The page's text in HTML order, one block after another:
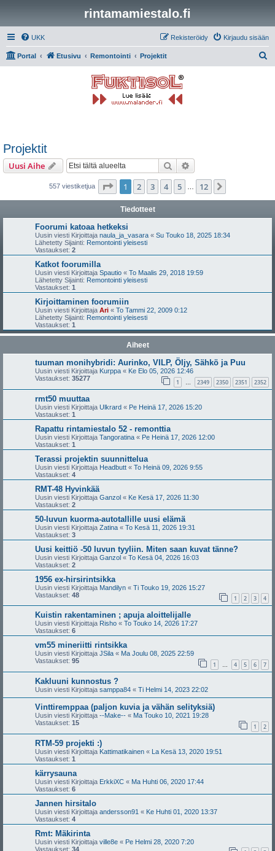
rintamamiestalo.fi
UKK Kirjaudu sisään
Rekisteröidy
Portal Etusivu Remontointi Projektit
Projektit
Uusi Aihe Etsi
557 viestiketjua Sivu /12
1 2 3 4 5 12
Tiedotteet
Foorumi katoaa hetkeksi
Uusin viesti Kirjoittaja naula_ja_vasara « Su Touko 18, 2025 18:34
Lähetetty Sijainti: Remontointi yleisesti
Vastaukset: 2
Katkot foorumilla
Uusin viesti Kirjoittaja Spautio « To Maalis 29, 2018 19:59
Lähetetty Sijainti: Remontointi yleisesti
Vastaukset: 1
Kirjoittaminen foorumiin
Uusin viesti Kirjoittaja Ari « To Tammi 22, 2009 0:12
Lähetetty Sijainti: Remontointi yleisesti
Vastaukset: 1
Aiheet
tuuman monihybridi: Aurinko, VILP, Öljy, Sähkö ja Puu
Uusin viesti Kirjoittaja Kurppa « Ke Elo 05, 2026 12:46
Vastaukset: 35277 1 … 2349 2350 2351 2352
rmt50 muuttaa
Uusin viesti Kirjoittaja Ulkrard « Pe Heinä 17, 2026 15:20
Vastaukset: 1
Rapattu rintamiestalo 52 - remonttia
Uusin viesti Kirjoittaja Tangoratina « Pe Heinä 17, 2026 12:00
Vastaukset: 1
Terassi projektin suunnittelua
Uusin viesti Kirjoittaja Headbutt « To Heinä 09, 2026 9:55
Vastaukset: 4
RMT-48 Hyvinkää
Uusin viesti Kirjoittaja Ganzol « Ke Kesä 17, 2026 11:30
Vastaukset: 2
50-luvun kuorma-autotallille uusi elämä
Uusin viesti Kirjoittaja Zatina « To Kesä 11, 2026 19:31
Vastaukset: 3
Uusi keittiö -50 luvun tyyliin. Miten saan kuvat tänne?
Uusin viesti Kirjoittaja Ganzol « To Kesä 04, 2026 16:03
Vastaukset: 2
1956 ex-hirsirintsikka
Uusin viesti Kirjoittaja Mandilyn « Ti Touko 19, 2026 15:27
Vastaukset: 48 1 2 3 4
Kuistin rakentaminen ; apuja aloittelijalle
Uusin viesti Kirjoittaja Risho « To Touko 14, 2026 17:27
Vastaukset: 6
vm55 mineriitti rintsikka
Uusin viesti Kirjoittaja JSila « Ma Joulu 08, 2025 22:59
Vastaukset: 95 1 … 4 5 6 7
Kakluuni kunnostus ?
Uusin viesti Kirjoittaja samppa84 « Ti Helmi 14, 2023 22:02
Vinttiremppaa (paljon kuvia ja vähän selityksiä)
Uusin viesti Kirjoittaja --Make-- « Ma Touko 10, 2021 19:28
Vastaukset: 15 1 2
RTM-59 projekti :)
Uusin viesti Kirjoittaja Kattimatikainen « La Kesä 13, 2020 19:51
Vastaukset: 1
kärrysauna
Uusin viesti Kirjoittaja ErkkiXC « Ma Huhti 06, 2020 17:44
Vastaukset: 6
Jannen hirsitalo
Uusin viesti Kirjoittaja andersson91 « Ke Huhti 01, 2020 13:37
Vastaukset: 4
Rmt: Mäkirinta
Uusin viesti Kirjoittaja ville8e « Pe Helmi 28, 2020 7:20
Vastaukset: 34